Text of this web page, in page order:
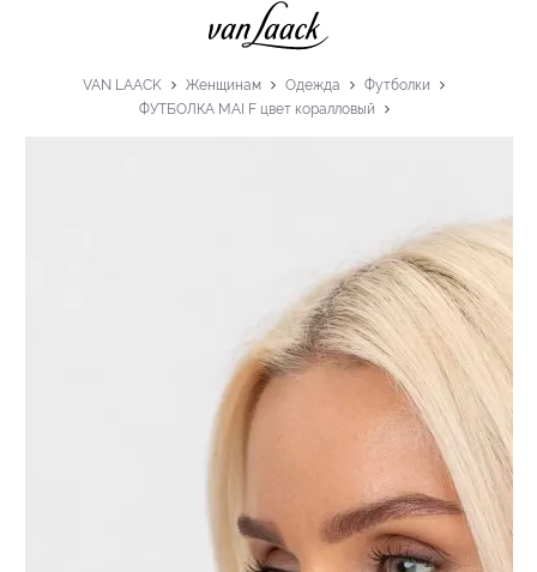
VAN LAACK Женщинам Одежда
Футболки
ФУТБОЛКА MAI F цвет коралловый